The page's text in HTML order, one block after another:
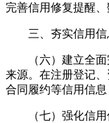
完善信用修复提醒
三、夯实信用
（六）建立全
来源。在注册登记
合同履约等信用信息
（七）强化信